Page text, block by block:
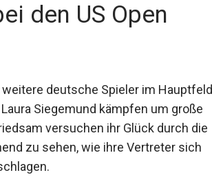
den US Open
deutsche Spieler im Hauptfeld
Siegemund kämpfen um große
versuchen ihr Glück durch die
zu sehen, wie ihre Vertreter sich